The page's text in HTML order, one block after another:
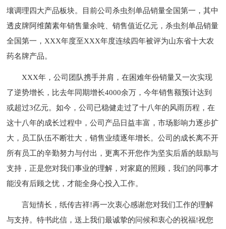
壤调理四大产品板块。目前公司杀虫剂单品销量全国第一，其中
透皮牌阿维菌素年销售量余吨、销售值近亿元，杀虫剂单品销量
全国第一，XXX年度至XXX年度连续四年被评为山东省十大农
药名牌产品。
XXX年，公司团队携手并肩，在困难年份销量又一次实现
了逆势增长，比去年同期增长4000余万，今年销售额预计达到
或超过3亿元。如今，公司已稳健走过了十八年的风雨历程，在
这十八年的成长过程中，公司产品日益丰富，市场影响力逐步扩
大，员工队伍不断壮大，销售业绩逐年增长。公司的成长离不开
所有员工的辛勤努力与付出，更离不开您作为坚实后盾的鼓励与
支持，正是您对我们事业的理解，对家庭的照顾，我们的同事才
能没有后顾之忧，才能全身心投入工作。
言短情长，纸传吉祥!再一次衷心感谢您对我们工作的理解
与支持。特书此信，送上我们最诚挚的问候和衷心的祝福!祝您